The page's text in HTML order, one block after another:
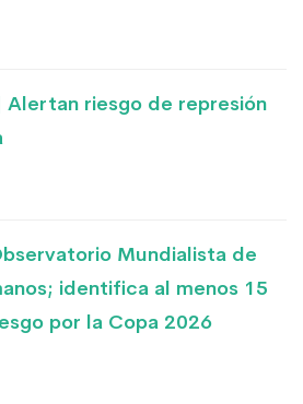
Alertan riesgo de represión
Mundialista de
identifica al menos 15
por la Copa 2026